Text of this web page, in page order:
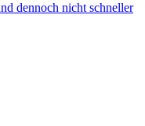
dennoch nicht schneller